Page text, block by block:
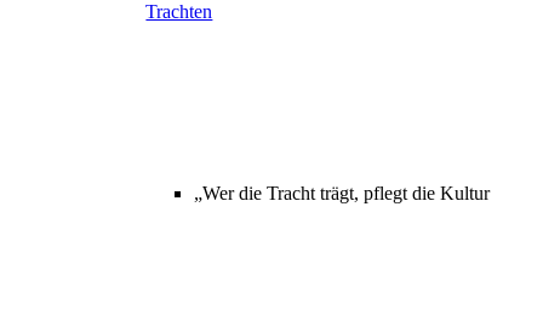
Trachten
„Wer die Tracht trägt, pflegt die Kultur